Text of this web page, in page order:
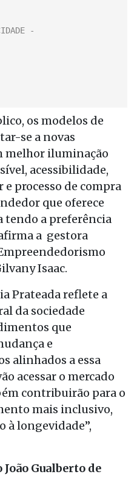
os modelos de
se a novas
melhor iluminação
acessibilidade,
processo de compra
que oferece
tendo a preferência
a gestora
Isaac.
Prateada reflete a
da sociedade
que
e
alinhados a essa
acessar o mercado
contribuirão para o
mais inclusivo,
à longevidade”,
Gualberto de